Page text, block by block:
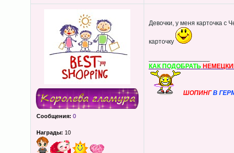
Сообщения: 0
Награды: 10
Девочки, у меня карточка с
карточку
КАК ПОДОБРАТЬ
ШОПИНГВ